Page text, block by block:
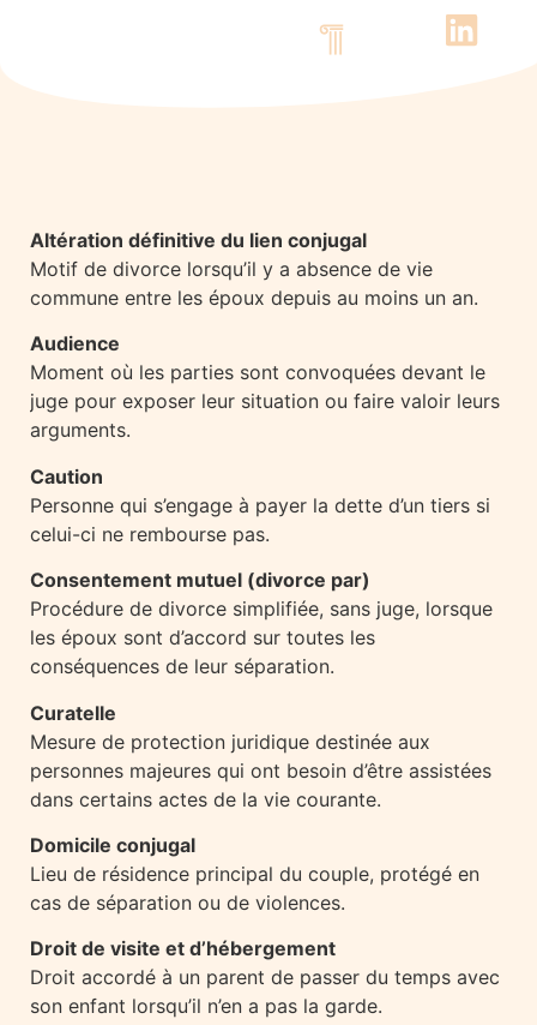
Altération définitive du lien conjugal
Motif de divorce lorsqu’il y a absence de vie
commune entre les époux depuis au moins un an.
Audience
Moment où les parties sont convoquées devant le
juge pour exposer leur situation ou faire valoir leurs
arguments.
Caution
Personne qui s’engage à payer la dette d’un tiers si
celui-ci ne rembourse pas.
Consentement mutuel (divorce par)
Procédure de divorce simplifiée, sans juge, lorsque
les époux sont d’accord sur toutes les
conséquences de leur séparation.
Curatelle
Mesure de protection juridique destinée aux
personnes majeures qui ont besoin d’être assistées
dans certains actes de la vie courante.
Domicile conjugal
Lieu de résidence principal du couple, protégé en
cas de séparation ou de violences.
Droit de visite et d’hébergement
Droit accordé à un parent de passer du temps avec
son enfant lorsqu’il n’en a pas la garde.